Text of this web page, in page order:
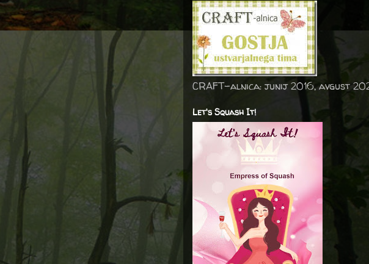
CRAFT-alnica: junij 2016, avgust
Let's Squash It!